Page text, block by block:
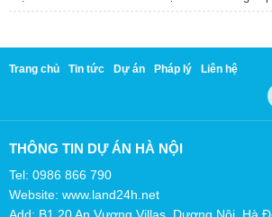
Trang chủ Tin tức Dự án Pháp lý Liên hệ
THÔNG TIN DỰ ÁN HÀ NỘI
Tel: 0986 866 790
Website: www.land24h.net